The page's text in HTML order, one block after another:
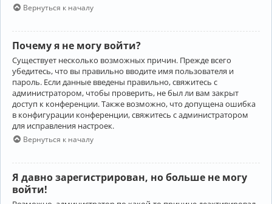
Вернуться к началу
Почему я не могу войти?
Существует несколько возможных причин. Прежде всего
убедитесь, что вы правильно вводите имя пользователя и
пароль. Если данные введены правильно, свяжитесь с
администратором, чтобы проверить, не был ли вам закрыт
доступ к конференции. Также возможно, что допущена ошибка
в конфигурации конференции, свяжитесь с администратором
для исправления настроек.
Вернуться к началу
Я давно зарегистрирован, но больше не могу
войти!